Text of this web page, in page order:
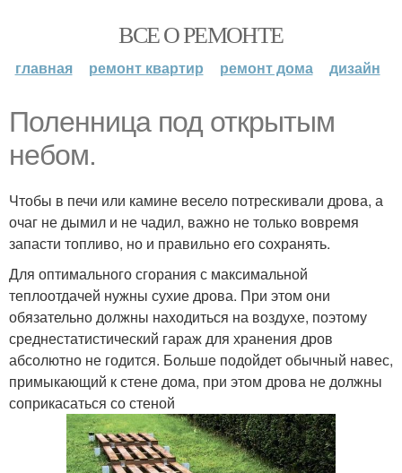
ВСЕ О РЕМОНТЕ
главная ремонт квартир ремонт дома дизайн
Поленница под открытым
небом.
Чтобы в печи или камине весело потрескивали дрова, а
очаг не дымил и не чадил, важно не только вовремя
запасти топливо, но и правильно его сохранять.
Для оптимального сгорания с максимальной
теплоотдачей нужны сухие дрова. При этом они
обязательно должны находиться на воздухе, поэтому
среднестатистический гараж для хранения дров
абсолютно не годится. Больше подойдет обычный навес,
примыкающий к стене дома, при этом дрова не должны
соприкасаться со стеной